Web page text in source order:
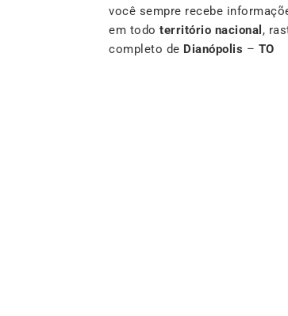
você sempre recebe
em todo território nacional ,
completo de Dianópolis – TO